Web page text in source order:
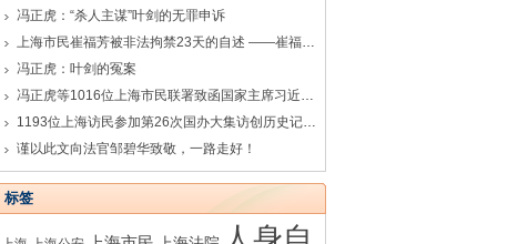
冯正虎：“杀人主谋”叶剑的无罪申诉
上海市民崔福芳被非法拘禁23天的自述 ——崔福芳被非法拘禁的诉讼系列之一
冯正虎：叶剑的冤案
冯正虎等1016位上海市民联署致函国家主席习近平（完整版）
1193位上海访民参加第26次国办大集访创历史记录（35图）
谨以此文向法官邹碧华致敬，一路走好！
标签